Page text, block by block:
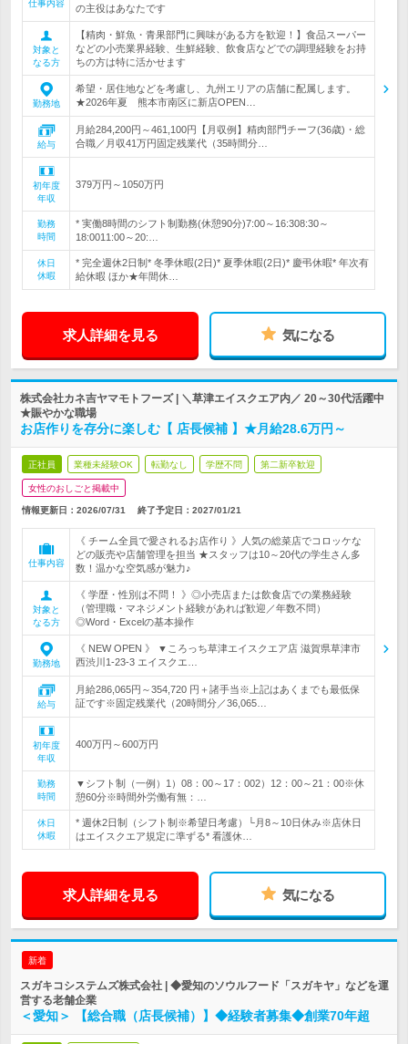
仕事内容 の主役はあなたです
対象と
なる方
【精肉・鮮魚・青果部門に興味がある方を歓迎！】食品スーパー
などの小売業界経験、生鮮経験、飲食店などでの調理経験をお持
ちの方は特に活かせます
勤務地
希望・居住地などを考慮し、九州エリアの店舗に配属します。
★2026年夏 熊本市南区に新店OPEN…
給与
月給284,200円～461,100円【月収例】精肉部門チーフ(36歳)・総
合職／月収41万円固定残業代（35時間分…
初年度
年収
379万円～1050万円
勤務
時間
* 実働8時間のシフト制勤務(休憩90分)7:00～16:308:30～
18:0011:00～20:…
休日
休暇
* 完全週休2日制* 冬季休暇(2日)* 夏季休暇(2日)* 慶弔休暇* 年次有
給休暇 ほか★年間休…
求人詳細を見る 気になる
株式会社カネ吉ヤマモトフーズ | ＼草津エイスクエア内／ 20～30代活躍中
★賑やかな職場
お店作りを存分に楽しむ【 店長候補 】★月給28.6万円～
正社員 業種未経験OK 転勤なし 学歴不問 第二新卒歓迎
女性のおしごと掲載中
情報更新日：2026/07/31 終了予定日： 2027/01/21
仕事内容
《 チーム全員で愛されるお店作り 》人気の総菜店でコロッケな
どの販売や店舗管理を担当 ★スタッフは10～20代の学生さん多
数！温かな空気感が魅力♪
対象と
なる方
《 学歴・性別は不問！ 》◎小売店または飲食店での業務経験
（管理職・マネジメント経験があれば歓迎／年数不問）
◎Word・Excelの基本操作
勤務地
《 NEW OPEN 》 ▼ころっち草津エイスクエア店 滋賀県草津市
西渋川1-23-3 エイスクエ…
給与
月給286,065円～354,720 円＋諸手当※上記はあくまでも最低保
証です※固定残業代（20時間分／36,065…
初年度
年収
400万円～600万円
勤務
時間
▼シフト制（一例）1）08：00～17：002）12：00～21：00※休
憩60分※時間外労働有無：…
休日
休暇
* 週休2日制（シフト制※希望日考慮）└月8～10日休み※店休日
はエイスクエア規定に準ずる* 看護休…
求人詳細を見る 気になる
新着
スガキコシステムズ株式会社 | ◆愛知のソウルフード「スガキヤ」などを運
営する老舗企業
＜愛知＞ 【総合職（店長候補）】◆経験者募集◆創業70年超